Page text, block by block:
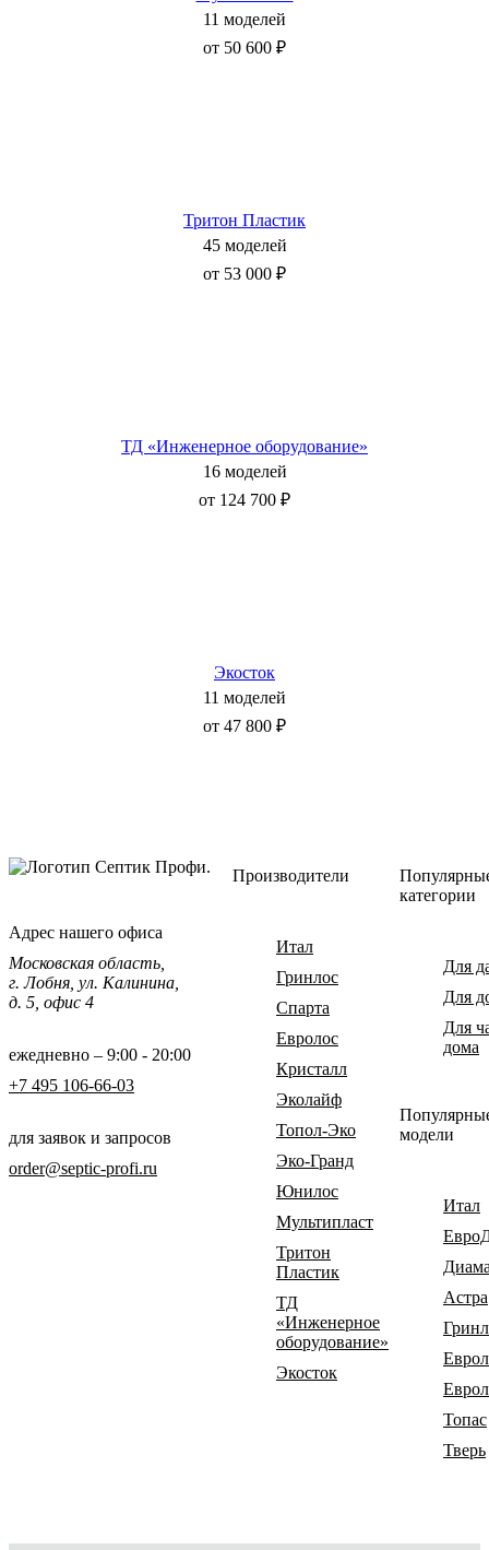
11 моделей
от 50 600 ₽
Тритон Пластик
45 моделей
от 53 000 ₽
ТД «Инженерное оборудование»
16 моделей
от 124 700 ₽
Экосток
11 моделей
от 47 800 ₽
Адрес нашего офиса
Московская область,
г. Лобня, ул. Калинина,
д. 5, офис 4
ежедневно – 9:00 - 20:00
+7 495 106-66-03
для заявок и запросов
order@septic-profi.ru
Производители
Итал
Гринлос
Спарта
Евролос
Кристалл
Эколайф
Топол-Эко
Эко-Гранд
Юнилос
Мультипласт
Тритон
Пластик
ТД
«Инженерное
оборудование»
Экосток
категории
Для
Для
Для
дома
модели
Итал
Астра
Топас
Тверь